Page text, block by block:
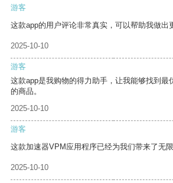
游客
这款app的用户评论非常真实，可以帮助我做出
2025-10-10
游客
这款app是我购物的得力助手，让我能够找到最
的商品。
2025-10-10
游客
这款加速器VPM应用程序已经为我们带来了无限
2025-10-10